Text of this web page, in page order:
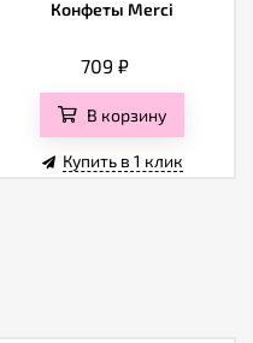
Конфеты Merci
709₽
В корзину
Купить в 1 клик